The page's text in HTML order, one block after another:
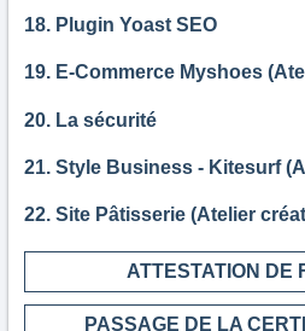
18. Plugin Yoast SEO
19. E-Commerce Myshoes
20. La sécurité
21. Style Business - Kitesurf
22. Site Pâtisserie (Atelier
ATTESTATION DE
PASSAGE DE LA